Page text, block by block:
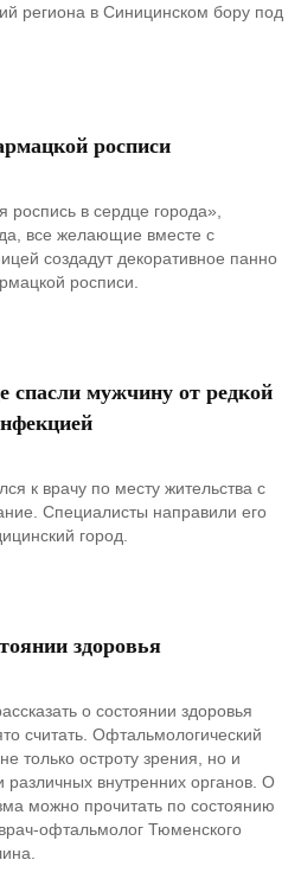
региона в Синицинском бору под
росписи
в сердце города»,
все желающие вместе с
создадут декоративное панно
росписи.
спасли мужчину от редкой
к врачу по месту жительства с
Специалисты направили его
город.
здоровья
о состоянии здоровья
считать. Офтальмологический
только остроту зрения, но и
различных внутренних органов. О
можно прочитать по состоянию
офтальмолог Тюменского